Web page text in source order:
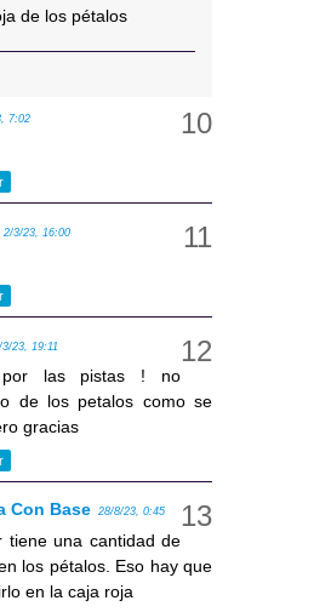
de los pétalos
7:02
2/3/23, 16:00
3/23, 19:11
por las pistas ! no
de los petalos como se
gracias
Con Base 28/8/23, 0:45
tiene una cantidad de
los pétalos. Eso hay que
en la caja roja